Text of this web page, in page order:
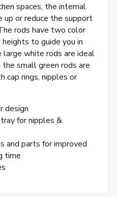
spaces, the internal
or reduce the support
rods have two color
to guide you in
white rods are ideal
small green rods are
cap rings, nipples or
design
for nipples &
and parts for improved
time